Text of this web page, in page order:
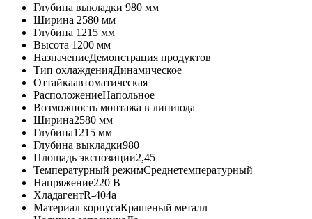
Глубина выкладки 980 мм
Ширина 2580 мм
Глубина 1215 мм
Высота 1200 мм
НазначениеДемонстрация продуктов
Тип охлажденияДинамическое
Оттайкаавтоматическая
РасположениеНапольное
Возможность монтажа в линиюда
Ширина2580 мм
Глубина1215 мм
Глубина выкладки980
Площадь экспозиции2,45
Температурный режимСреднетемпературный
Напряжение220 В
ХладагентR-404a
Материал корпусаКрашеный металл